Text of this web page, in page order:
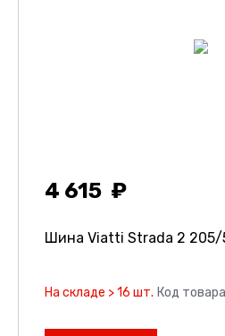
4 615
Шина Viatti Strada 2 205/
На складе > 16 шт. Код